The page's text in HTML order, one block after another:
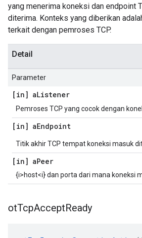
yang menerima koneksi dan endpoint
diterima. Konteks yang diberikan
terkait dengan pemroses TCP.
Detail
Parameter
[in] aListener
Pemroses TCP yang cocok dengan
[in] aEndpoint
Titik akhir TCP tempat koneksi masuk
[in] aPeer
{i>host<i} dan porta dari mana koneksi
otTcpAcceptReady